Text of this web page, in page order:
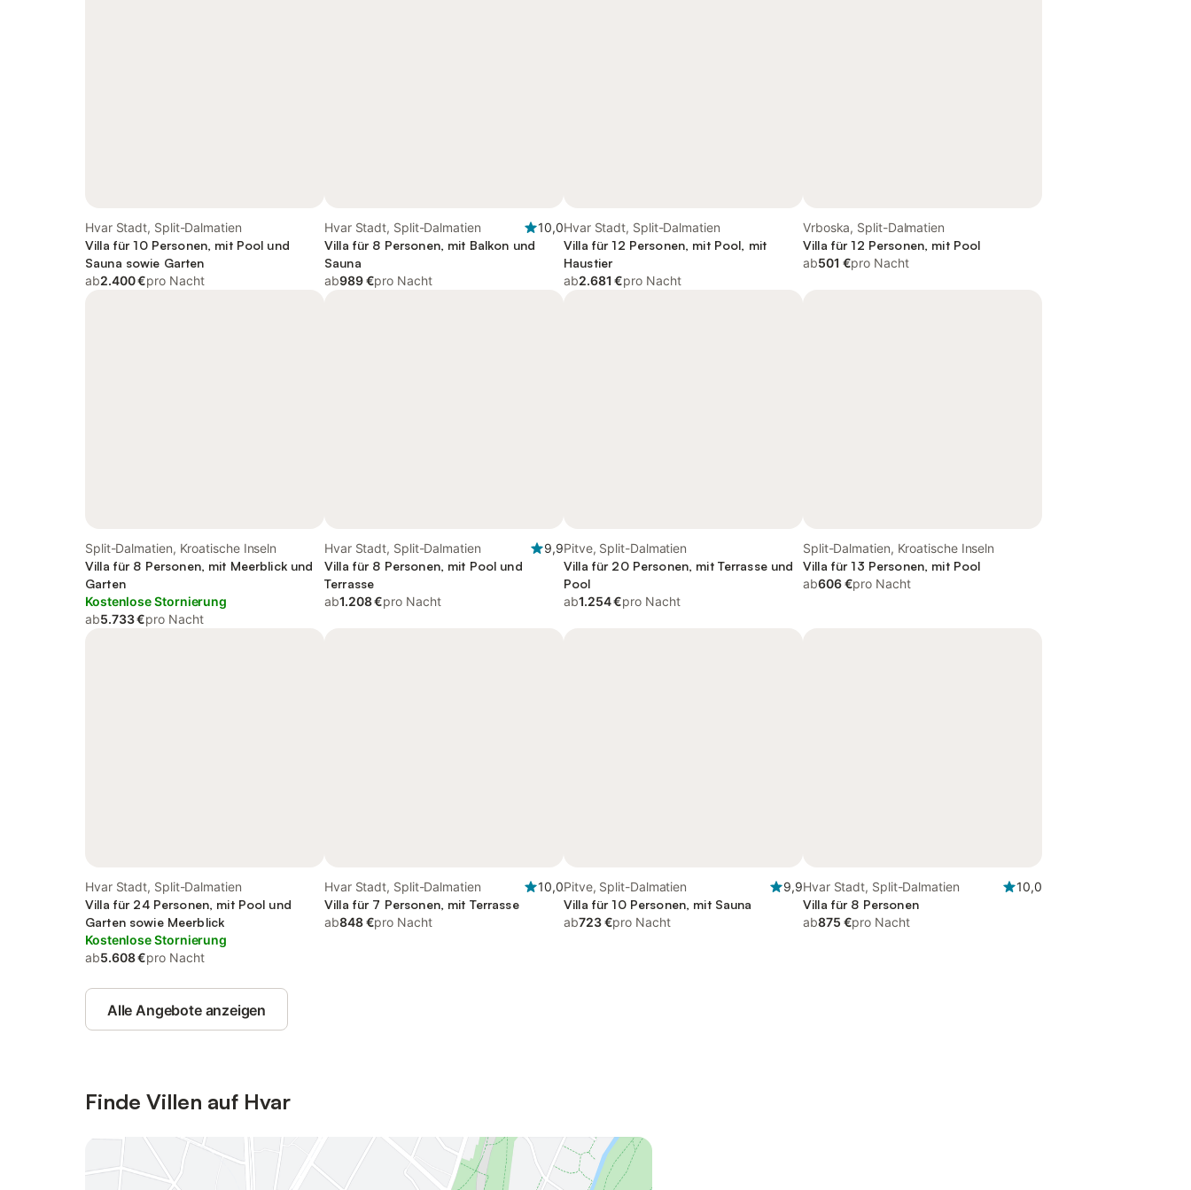
Hvar Stadt, Split-Dalmatien
Villa für 10 Personen, mit Pool und
Sauna sowie Garten
ab2.400 €pro Nacht
Hvar Stadt, Split-Dalmatien
10,0
Villa für 8 Personen, mit Balkon und
Sauna
ab989 €pro Nacht
Hvar Stadt, Split-Dalmatien
Villa für 12 Personen, mit Pool, mit
Haustier
ab2.681 €pro Nacht
Vrboska, Split-Dalmatien
Villa für 12 Personen, mit Pool
ab501 €pro Nacht
Split-Dalmatien, Kroatische Inseln
Villa für 8 Personen, mit Meerblick und
Garten
Kostenlose Stornierung
ab5.733 €pro Nacht
Hvar Stadt, Split-Dalmatien
9,9
Villa für 8 Personen, mit Pool und
Terrasse
ab1.208 €pro Nacht
Pitve, Split-Dalmatien
Villa für 20 Personen, mit Terrasse und
Pool
ab1.254 €pro Nacht
Split-Dalmatien, Kroatische Inseln
Villa für 13 Personen, mit Pool
ab606 €pro Nacht
Hvar Stadt, Split-Dalmatien
Villa für 24 Personen, mit Pool und
Garten sowie Meerblick
Kostenlose Stornierung
ab5.608 €pro Nacht
Hvar Stadt, Split-Dalmatien
10,0
Villa für 7 Personen, mit Terrasse
ab848 €pro Nacht
Pitve, Split-Dalmatien
9,9
Villa für 10 Personen, mit Sauna
ab723 €pro Nacht
Hvar Stadt, Split-Dalmatien
10,0
Villa für 8 Personen
ab875 €pro Nacht
Alle Angebote anzeigen
Finde Villen auf Hvar